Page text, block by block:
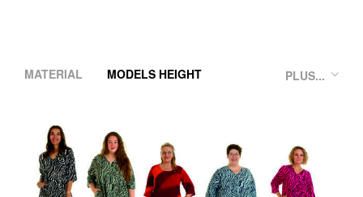
PLUS...
MATERIAL MODELS HEIGHT